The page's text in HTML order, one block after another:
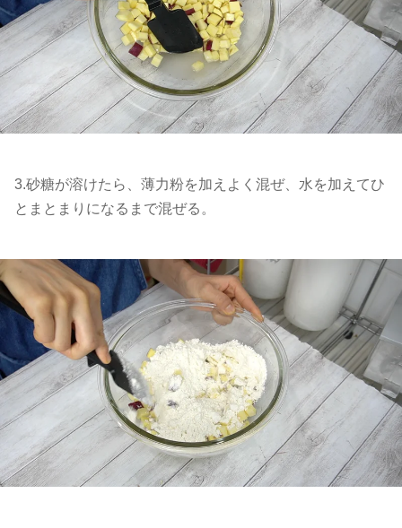
3.砂糖が溶けたら、薄力粉を加えよく混ぜ、水を加えてひ
とまとまりになるまで混ぜる。